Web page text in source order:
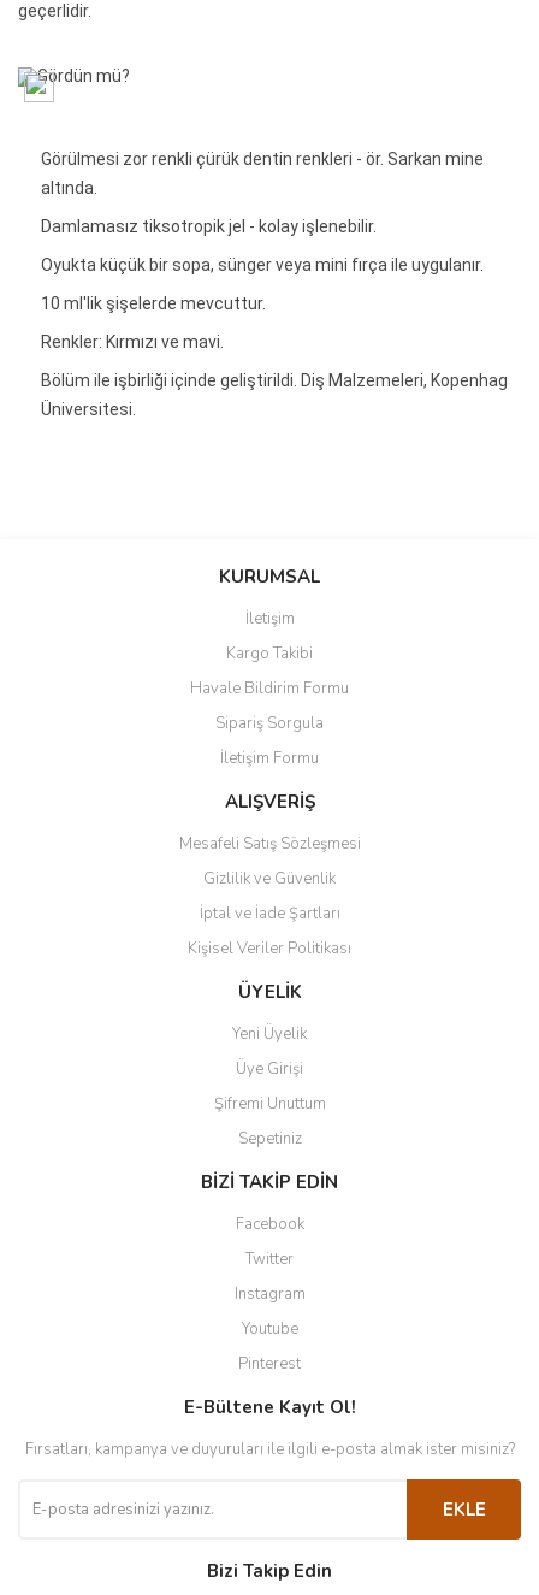
geçerlidir.
Görülmesi zor renkli çürük dentin renkleri - ör. Sarkan mine
altında.
Damlamasız tiksotropik jel - kolay işlenebilir.
Oyukta küçük bir sopa, sünger veya mini fırça ile uygulanır.
10 ml'lik şişelerde mevcuttur.
Renkler: Kırmızı ve mavi.
Bölüm ile işbirliği içinde geliştirildi. Diş Malzemeleri, Kopenhag
Üniversitesi.
Bu ürüne ilk yorumu siz yapın!
Ürün resmi kalitesiz, bozuk veya görüntülenemiyor.
Ürün açıklamasında eksik bilgiler bulunuyor.
Ürün bilgilerinde hatalar bulunuyor.
Ürün fiyatı diğer sitelerden daha pahalı.
Bu ürüne benzer farklı alternatifler olmalı.
Gönder
KURUMSAL
İletişim
Kargo Takibi
Havale Bildirim Formu
Sipariş Sorgula
İletişim Formu
ALIŞVERİŞ
Mesafeli Satış Sözleşmesi
Gizlilik ve Güvenlik
İptal ve İade Şartları
Kişisel Veriler Politikası
ÜYELİK
Yeni Üyelik
Üye Girişi
Şifremi Unuttum
Sepetiniz
BİZİ TAKİP EDİN
Facebook
Twitter
Instagram
Youtube
Pinterest
E-Bültene Kayıt Ol!
Fırsatları, kampanya ve duyuruları ile ilgili e-posta almak ister misiniz?
EKLE
Bizi Takip Edin